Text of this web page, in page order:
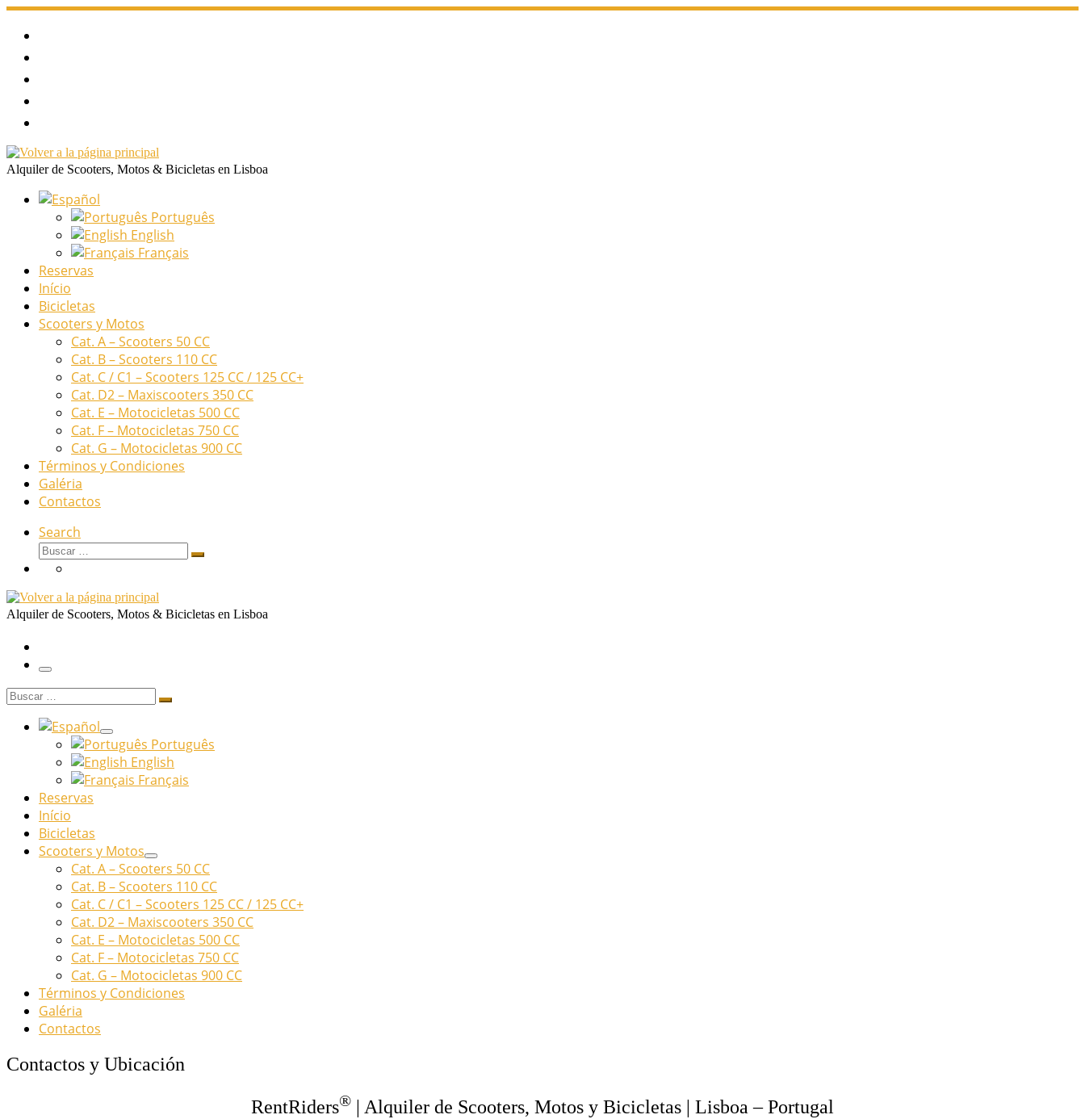
Saltar
Alquiler de Scooters, Motos & Bicicletas en Lisboa
Português
English
Français
Reservas
Início
Bicicletas
Scooters y Motos
Cat. A – Scooters 50 CC
Cat. B – Scooters 110 CC
Cat. C / C1 – Scooters 125 CC / 125 CC+
Cat. D2 – Maxiscooters 350 CC
Cat. E – Motocicletas 500 CC
Cat. F – Motocicletas 750 CC
Cat. G – Motocicletas 900 CC
Términos y Condiciones
Galéria
Contactos
Search
Buscar
Buscar
Alquiler de Scooters, Motos & Bicicletas en Lisboa
Menú
Buscar
Buscar
Português
English
Français
Reservas
Início
Bicicletas
Scooters y Motos
Cat. A – Scooters 50 CC
Cat. B – Scooters 110 CC
Cat. C / C1 – Scooters 125 CC / 125 CC+
Cat. D2 – Maxiscooters 350 CC
Cat. E – Motocicletas 500 CC
Cat. F – Motocicletas 750 CC
Cat. G – Motocicletas 900 CC
Términos y Condiciones
Galéria
Contactos
Contactos y Ubicación
RentRiders® | Alquiler de Scooters, Motos y Bicicletas | Lisboa – Portugal